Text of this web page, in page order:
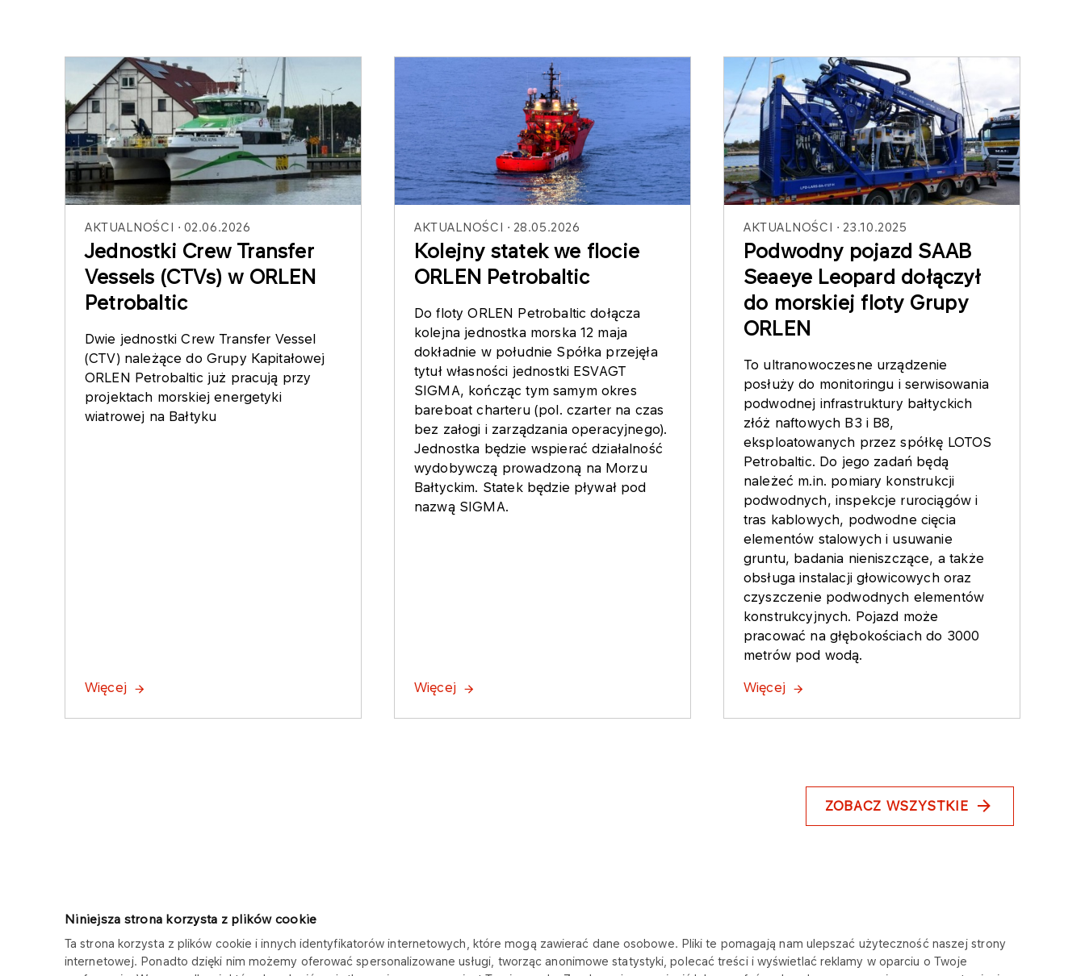
Niniejsza strona korzysta z plików cookie
Ta strona korzysta z plików cookie i innych identyfikatorów internetowych, które mogą zawierać dane osobowe. Pliki te pomagają nam ulepszać użyteczność naszej strony
internetowej. Ponadto dzięki nim możemy oferować spersonalizowane usługi, tworząc anonimowe statystyki, polecać treści i wyświetlać reklamy w oparciu o Twoje
AKTUALNOŚCI 02.06.2026
Jednostki Crew Transfer
Vessels (CTVs) w ORLEN
Petrobaltic
Dwie jednostki Crew Transfer Vessel
(CTV) należące do Grupy Kapitałowej
ORLEN Petrobaltic już pracują przy
projektach morskiej energetyki
wiatrowej na Bałtyku
Więcej
AKTUALNOŚCI 28.05.2026
Kolejny statek we flocie
ORLEN Petrobaltic
Do floty ORLEN Petrobaltic dołącza
kolejna jednostka morska 12 maja
dokładnie w południe Spółka przejęła
tytuł własności jednostki ESVAGT
SIGMA, kończąc tym samym okres
bareboat charteru (pol. czarter na czas
bez załogi i zarządzania operacyjnego).
Jednostka będzie wspierać działalność
wydobywczą prowadzoną na Morzu
Bałtyckim. Statek będzie pływał pod
nazwą SIGMA.
Więcej
AKTUALNOŚCI 23.10.2025
Podwodny pojazd SAAB
Seaeye Leopard dołączył
do morskiej floty Grupy
ORLEN
To ultranowoczesne urządzenie
posłuży do monitoringu i serwisowania
podwodnej infrastruktury bałtyckich
złóż naftowych B3 i B8,
eksploatowanych przez spółkę LOTOS
Petrobaltic. Do jego zadań będą
należeć m.in. pomiary konstrukcji
podwodnych, inspekcje rurociągów i
tras kablowych, podwodne cięcia
elementów stalowych i usuwanie
gruntu, badania nieniszczące, a także
obsługa instalacji głowicowych oraz
czyszczenie podwodnych elementów
konstrukcyjnych. Pojazd może
pracować na głębokościach do 3000
metrów pod wodą.
Więcej
ZOBACZ WSZYSTKIE